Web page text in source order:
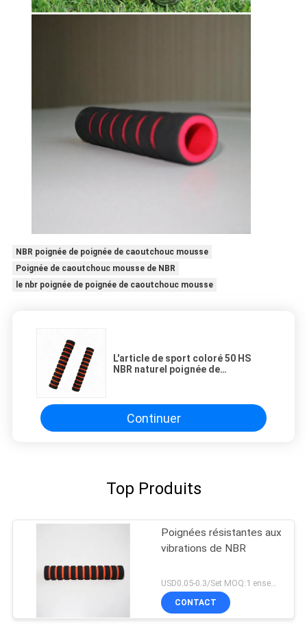
NBR poignée de poignée de caoutchouc mousse
Poignée de caoutchouc mousse de NBR
le nbr poignée de poignée de caoutchouc mousse
L'article de sport coloré 50 HS
NBR naturel poignée de
Continuer
Top Produits
Poignées résistantes aux
vibrations de NBR
CONTACT